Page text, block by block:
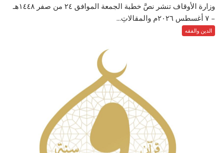
وزارة الأوقاف تنشر نصَّ خطبة الجمعة الموافق ٢٤ من صفر ١٤٤٨هـ
– ‏٧ أغسطس ٢٠٢٦م والمقالاتِ...
الدين والفقه